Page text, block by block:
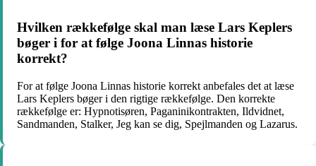
Hvilken rækkefølge skal man læse Lars Keplers
bøger i for at følge Joona Linnas historie
korrekt?
For at følge Joona Linnas historie korrekt anbefales det at læse
Lars Keplers bøger i den rigtige rækkefølge. Den korrekte
rækkefølge er: Hypnotisøren, Paganinikontrakten, Ildvidnet,
Sandmanden, Stalker, Jeg kan se dig, Spejlmanden og Lazarus.